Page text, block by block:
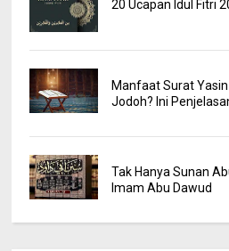
20 Ucapan Idul Fitri
Manfaat Surat
Jodoh? Ini
Tak Hanya Sunan
Imam Abu Dawud